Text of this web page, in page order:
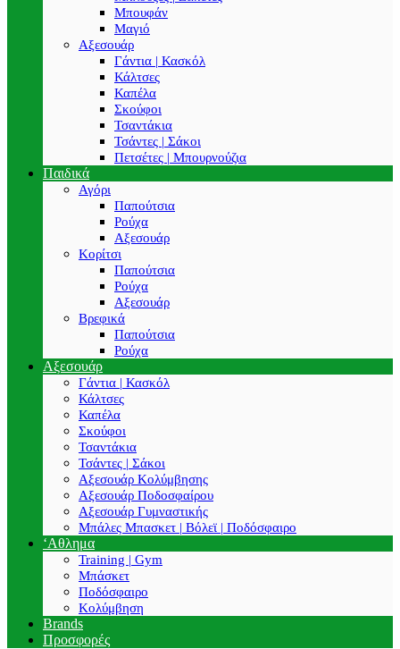
Μπουφάν
Μαγιό
Αξεσουάρ
Γάντια | Κασκόλ
Κάλτσες
Καπέλα
Σκούφοι
Τσαντάκια
Τσάντες | Σάκοι
Πετσέτες | Μπουρνούζια
Παιδικά
Αγόρι
Παπούτσια
Ρούχα
Αξεσουάρ
Κορίτσι
Παπούτσια
Ρούχα
Αξεσουάρ
Βρεφικά
Παπούτσια
Ρούχα
Αξεσουάρ
Γάντια | Κασκόλ
Κάλτσες
Καπέλα
Σκούφοι
Τσαντάκια
Τσάντες | Σάκοι
Αξεσουάρ Κολύμβησης
Αξεσουάρ Ποδοσφαίρου
Αξεσουάρ Γυμναστικής
Μπάλες Μπασκετ | Βόλεϊ | Ποδόσφαιρο
‘Αθλημα
Training | Gym
Μπάσκετ
Ποδόσφαιρο
Κολύμβηση
Brands
Προσφορές